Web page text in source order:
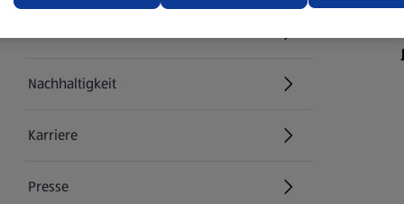
Nachhaltigkeit
Karriere
Presse
der Webseitenbetreiber und Datenschutzerklärungen